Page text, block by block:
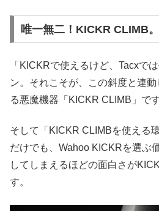
唯一無二！KICKR CLIMB。
「KICKRで使えるけど、Tacxで
ン。それこそが、この斜度と連
る悪魔機器「KICKR CLIMB」です
そして「KICKR CLIMBを使える
だけでも、Wahoo KICKRを選ぶ
してしまえるほどの面白さが
す。